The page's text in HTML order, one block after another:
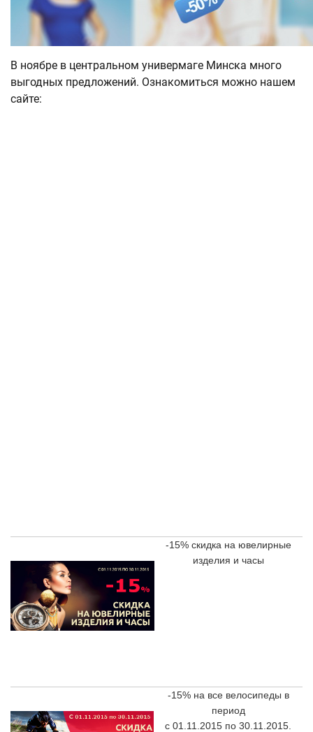
В ноябре в центральном универмаге Минска много
выгодных предложений. Ознакомиться можно нашем
сайте:
-15% скидка на ювелирные
изделия и часы
-15%на все велосипеды в
период
с 01.11.2015 по 30.11.2015.